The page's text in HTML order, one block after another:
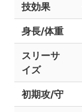
技効果
身長/体重
スリーサ
イズ
初期攻/守